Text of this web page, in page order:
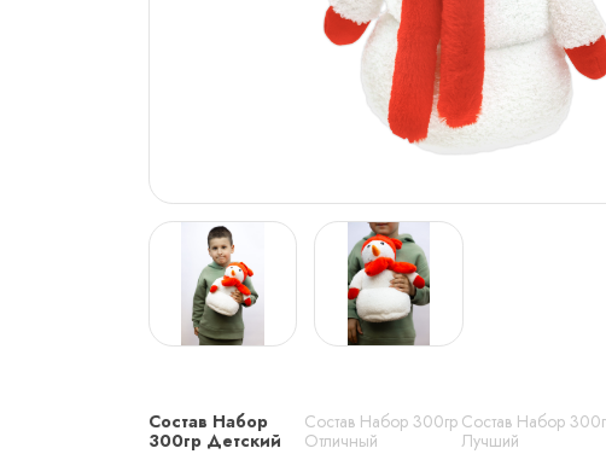
Состав Набор
300гр Детский
Состав Набор 300гр
Отличный
Состав Набор
Лучший